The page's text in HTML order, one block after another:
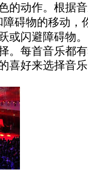
的动作。根据
障碍物的移动，
或闪避障碍物
。每首音乐都
喜好来选择音